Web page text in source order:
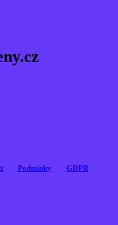
Podmínky GDPR